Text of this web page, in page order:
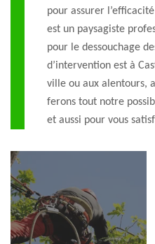
pour assurer
est un paysagiste
pour le dessouchage
d’intervention est à
ville ou aux alentours,
ferons tout notre
et aussi pour vous